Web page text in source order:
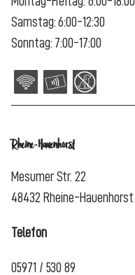
Samstag: 6:00-12:30
Sonntag: 7:00-17:00
Rheine-Hauenhorst
Mesumer Str. 22
48432 Rheine-Hauenhorst
Telefon
05971 / 530 89